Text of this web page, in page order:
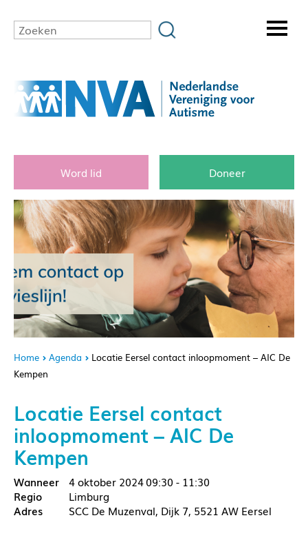
Word lid Doneer
Home Agenda
Locatie Eersel contact inloopmoment – AIC De
Kempen
Locatie Eersel contact
inloopmoment – AIC De
Kempen
4 oktober 202409:30 - 11:30
Limburg
SCC De Muzenval, Dijk 7, 5521 AW Eersel